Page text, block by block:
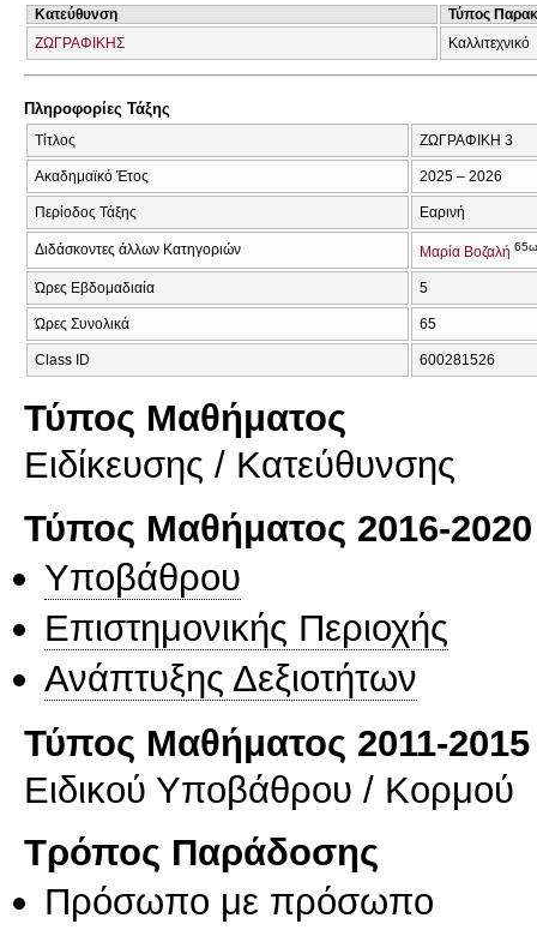
Κατεύθυνση
Τύπος
ΖΩΓΡΑΦΙΚΗΣ
Καλλιτεχνικό
Πληροφορίες Τάξης
Τίτλος ΖΩΓΡΑΦΙΚΗ 3
Ακαδημαϊκό Έτος 2025 – 2026
Περίοδος Τάξης Εαρινή
Διδάσκοντες άλλων Κατηγοριών Μαρία Βοζαλή
Ώρες Εβδομαδιαία 5
Ώρες Συνολικά 65
Class ID 600281526
Τύπος Μαθήματος
Eιδίκευσης / Kατεύθυνσης
Τύπος Μαθήματος 2016-2020
Υποβάθρου
Επιστημονικής Περιοχής
Ανάπτυξης Δεξιοτήτων
Τύπος Μαθήματος 2011-2015
Ειδικού Υποβάθρου / Κορμού
Τρόπος Παράδοσης
Πρόσωπο με πρόσωπο